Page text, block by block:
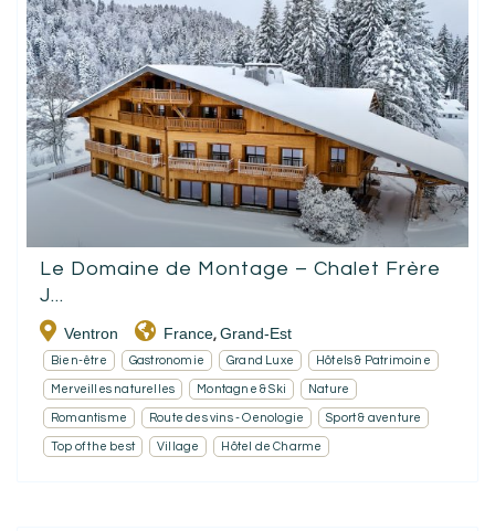
Le Domaine de Montage – Chalet Frère
J...
Ventron France, Grand-Est
Bien-être Gastronomie Grand Luxe Hôtels & Patrimoine
Merveilles naturelles Montagne & Ski Nature
Romantisme Route des vins - Oenologie Sport & aventure
Top of the best Village Hôtel de Charme